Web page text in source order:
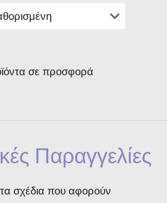
σε προσφορά
Παραγγελίες
σχέδια που αφορούν